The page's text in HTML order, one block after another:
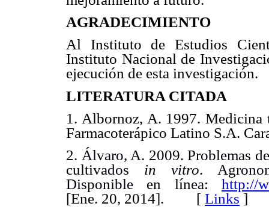
AGRADECIMIENTO
Al Instituto de Estudios
Instituto Nacional de
ejecución de esta investigación.
LITERATURA CITADA
1. Albornoz, A. 1997.
Farmacoterápico Latino S.A.
2. Álvaro, A. 2009. Problemas
cultivados in vitro.
Disponible en línea: http://
[Ene. 20, 2014]. [ Links ]